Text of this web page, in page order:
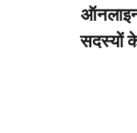
सदस्यों